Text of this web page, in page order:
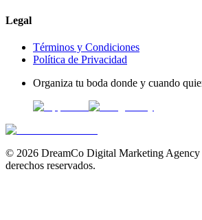
Legal
Términos y Condiciones
Política de Privacidad
Organiza tu boda donde y cuando
© 2026 DreamCo Digital Marketing
derechos reservados.